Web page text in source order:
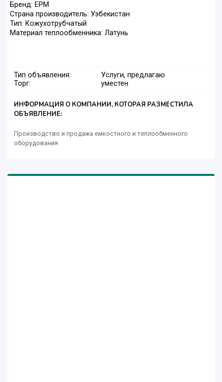
Бренд: EPM
Страна производитель: Узбекистан
Тип: Кожухотрубчатый
Материал теплообменника: Латунь
Тип объявления:
Услуги, предлагаю
Торг:
уместен
ИНФОРМАЦИЯ О КОМПАНИИ, КОТОРАЯ РАЗМЕСТИЛА
ОБЪЯВЛЕНИЕ:
Производство и продажа емкостного и теплообменного
оборудования